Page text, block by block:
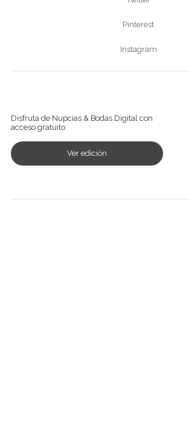
Pinterest
Instagram
Disfruta de Nupcias & Bodas Digital con
acceso gratuito
Ver edición